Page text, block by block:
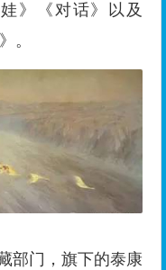
》《对话》以及
。
部门，旗下的泰康